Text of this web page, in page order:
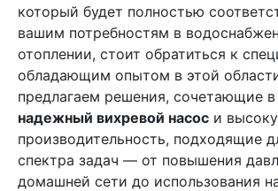
который будет полностью
вашим потребностям в
отоплении, стоит обратиться к
обладающим опытом в этой
предлагаем решения, сочетающие в
надежный вихревой насос и
производительность, подходящие
спектра задач — от повышения
домашней сети до использования